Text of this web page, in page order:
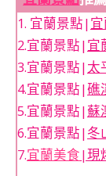
1. 宜蘭景點|
2.宜蘭景點|宜
3.宜蘭景點|太
4.宜蘭景點|礁
5.宜蘭景點|蘇
6.宜蘭景點|冬
7.宜蘭美食|現